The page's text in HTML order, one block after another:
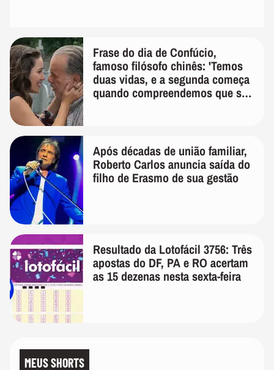
Frase do dia de Confúcio,
famoso filósofo chinês: 'Temos
duas vidas, e a segunda começa
quando compreendemos que só
Após décadas de união familiar,
Roberto Carlos anuncia saída do
filho de Erasmo de sua gestão
Resultado da Lotofácil 3756: Três
apostas do DF, PA e RO acertam
as 15 dezenas nesta sexta-feira
MEUS SHORTS